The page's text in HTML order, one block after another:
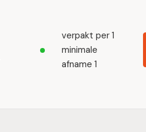
verpakt per 1
minimale
afname 1